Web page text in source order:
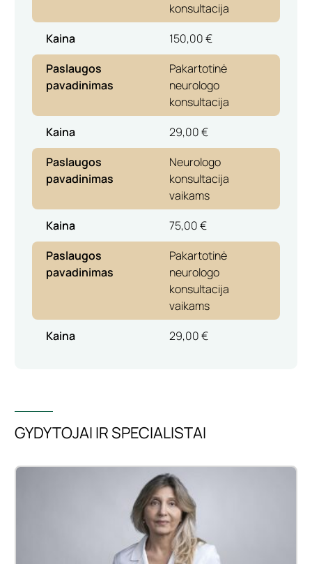
konsultacija
Kaina
150,00 €
Paslaugos
pavadinimas
Pakartotinė
neurologo
konsultacija
Kaina
29,00 €
Paslaugos
pavadinimas
Neurologo
konsultacija
vaikams
Kaina
75,00 €
Paslaugos
pavadinimas
Pakartotinė
neurologo
konsultacija
vaikams
Kaina
29,00 €
GYDYTOJAI IR SPECIALISTAI